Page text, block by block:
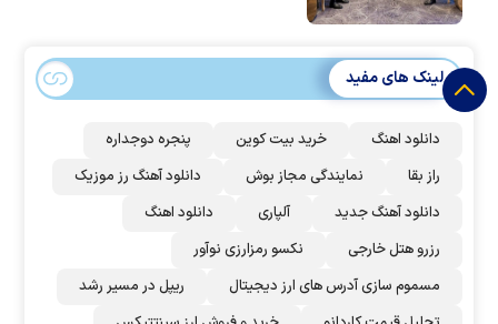
لینک های مفید
دانلود اهنگ خرید بیت کوین
پنجره دوجداره
راز بقا
نمایندگی مجاز بوش
دانلود آهنگ رز‌ موزیک
دانلود آهنگ جدید
آلپاری
دانلود اهنگ
رزرو هتل خارجی
نکسو رمزارزی نوآور
مسموم سازی آدرس های ارز دیجیتال
ریپل در مسیر رشد